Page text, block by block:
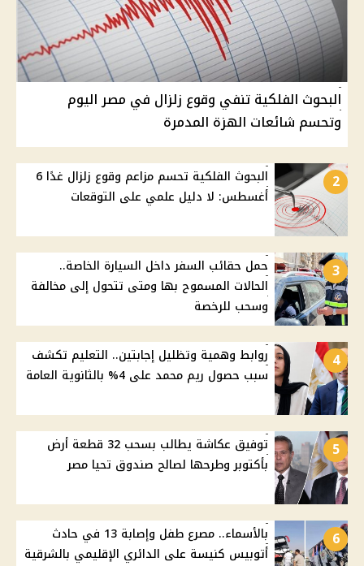
البحوث الفلكية تنفي وقوع زلزال في مصر اليوم
وتحسم شائعات الهزة المدمرة
2
البحوث الفلكية تحسم مزاعم وقوع زلزال غدًا 6
أغسطس: لا دليل علمي على التوقعات
3
حمل حقائب السفر داخل السيارة الخاصة..
الحالات المسموح بها ومتى تتحول إلى مخالفة
وسحب للرخصة
4
روابط وهمية وتظليل إجابتين.. التعليم تكشف
سبب حصول ريم محمد على 4% بالثانوية العامة
5
توفيق عكاشة يطالب بسحب 32 قطعة أرض
بأكتوبر وطرحها لصالح صندوق تحيا مصر
6
بالأسماء.. مصرع طفل وإصابة 13 في حادث
أتوبيس كنيسة على الدائري الإقليمي بالشرقية